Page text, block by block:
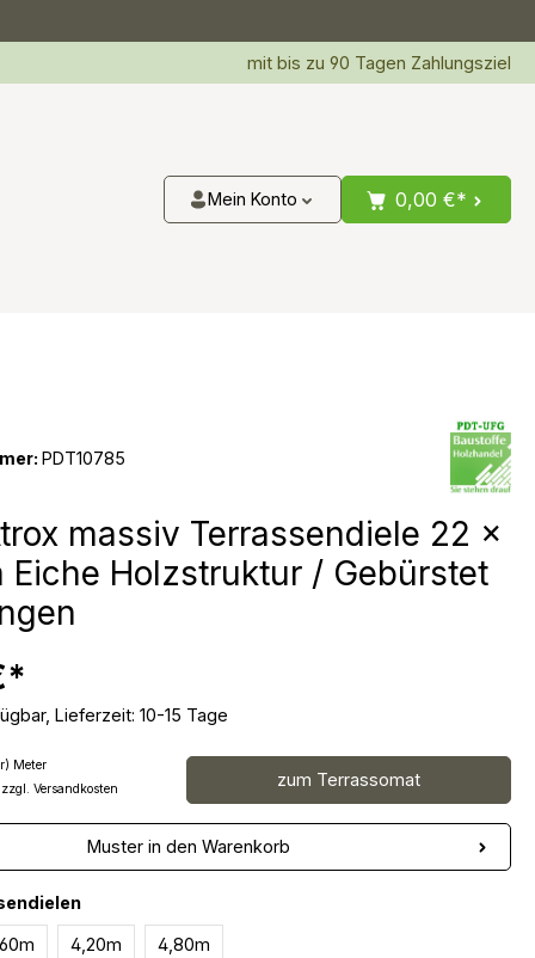
mit bis zu 90 Tagen Zahlungsziel
Mein Konto 0,00 €*
PDT10785
massiv Terrassendiele 22 x
Eiche Holzstruktur / Gebürstet
Lieferzeit: 10-15 Tage
Meter
Versandkosten
zum Terrassomat
Muster in den Warenkorb
auswählen
4,20m 4,80m